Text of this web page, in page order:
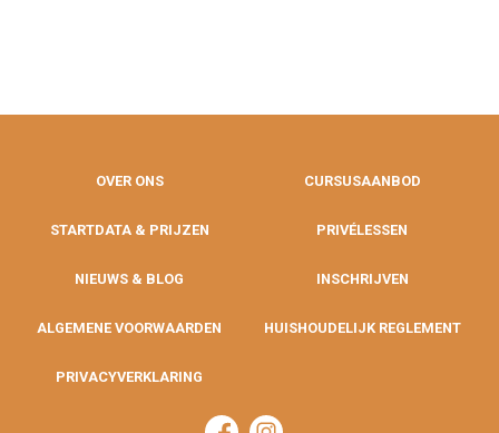
OVER ONS CURSUSAANBOD
STARTDATA & PRIJZEN PRIVÉLESSEN
NIEUWS & BLOG INSCHRIJVEN
ALGEMENE VOORWAARDEN HUISHOUDELIJK REGLEMENT
PRIVACYVERKLARING